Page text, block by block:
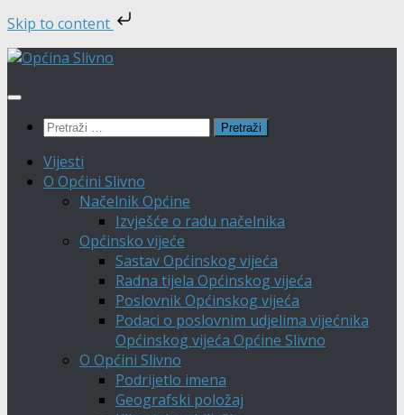
Skip to content
Skip
content
Pretraži:
Vijesti
O Općini Slivno
Načelnik Općine
Izvješće o radu načelnika
Općinsko vijeće
Sastav Općinskog vijeća
Radna tijela Općinskog vijeća
Poslovnik Općinskog vijeća
Podaci o poslovnim udjelima vijećnika
Općinskog vijeća Općine Slivno
O Općini Slivno
Podrijetlo imena
Geografski položaj